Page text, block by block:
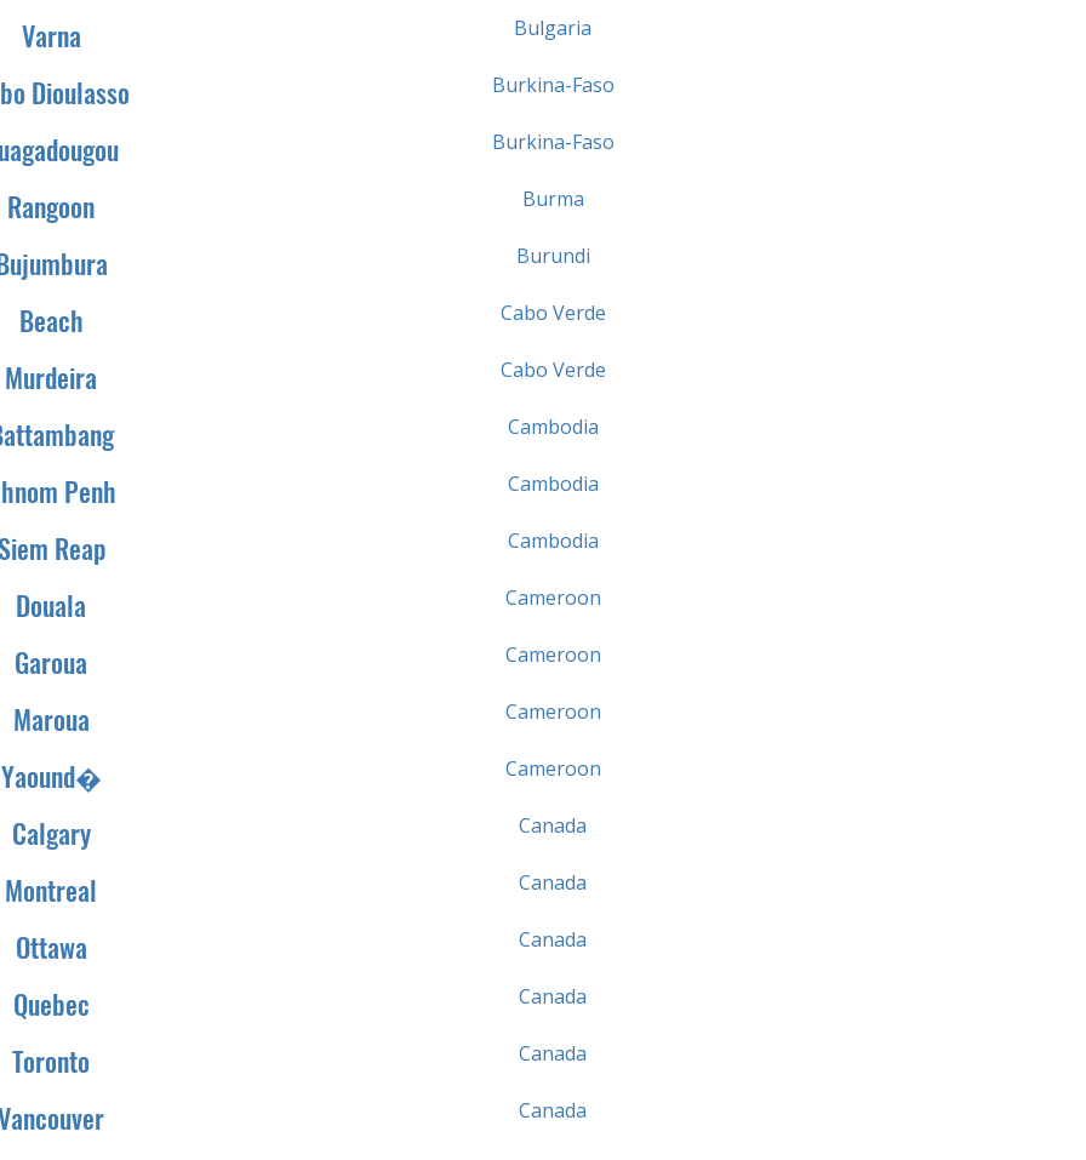
Varna Bulgaria
Dioulasso Burkina-Faso
Burkina-Faso
Rangoon Burma
Burundi
Beach Cabo Verde
Murdeira Cabo Verde
Cambodia
Penh Cambodia
Reap Cambodia
Douala Cameroon
Garoua Cameroon
Maroua Cameroon
Yaound� Cameroon
Calgary Canada
Montreal Canada
Ottawa Canada
Quebec Canada
Toronto Canada
Canada